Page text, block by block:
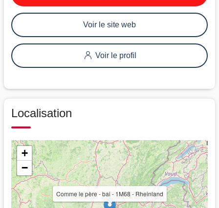
Voir le site web
Voir le profil
Localisation
Comme le père - bai - 1M68 - Rheinland
+
−